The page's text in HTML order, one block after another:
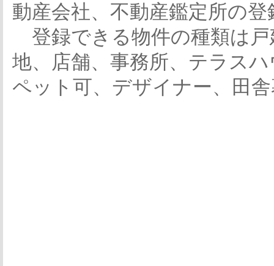
動産会社、不動産鑑定所の
登録できる物件の種類は
地、店舗、事務所、テラス
ペット可、デザイナー、田